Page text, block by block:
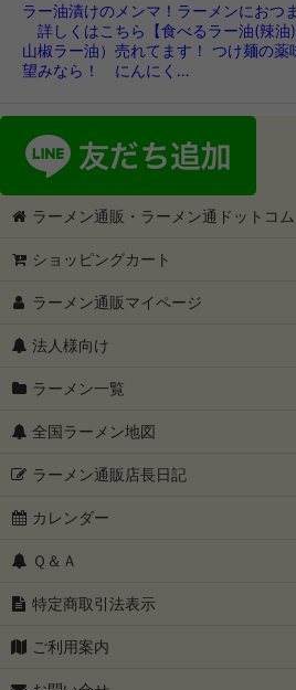
ラー油漬けのメンマ！ラーメンにおつ
詳しくはこちら【食べるラー油(辣油
山椒ラー油）売れてます！ つけ麺の薬
望みなら！ にんにく…
ラーメン通販・ラーメン通ドットコム
ショッピングカート
ラーメン通販マイページ
法人様向け
ラーメン一覧
全国ラーメン地図
ラーメン通販店長日記
カレンダー
Ｑ＆Ａ
特定商取引法表示
ご利用案内